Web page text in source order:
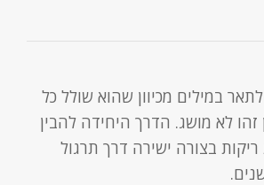
במילים מכיוון שהוא שולל כל
זהו לא מושג. הדרך היחידה להבין
ריקות בצורה ישירה דרך תרגול